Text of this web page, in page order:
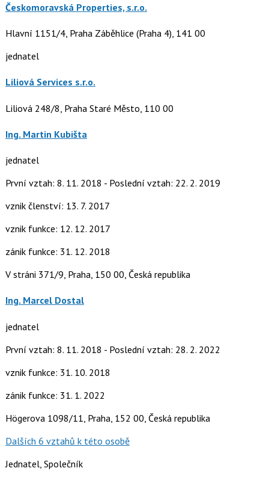
Českomoravská Properties, s.r.o.
Hlavní 1151/4, Praha Záběhlice (Praha 4), 141 00
jednatel
Liliová Services s.r.o.
Liliová 248/8, Praha Staré Město, 110 00
Ing. Martin Kubišta
jednatel
První vztah: 8. 11. 2018 - Poslední vztah: 22. 2. 2019
vznik členství: 13. 7. 2017
vznik funkce: 12. 12. 2017
zánik funkce: 31. 12. 2018
V stráni 371/9, Praha, 150 00, Česká republika
Ing. Marcel Dostal
jednatel
První vztah: 8. 11. 2018 - Poslední vztah: 28. 2. 2022
vznik funkce: 31. 10. 2018
zánik funkce: 31. 1. 2022
Högerova 1098/11, Praha, 152 00, Česká republika
Dalších 6 vztahů k této osobě
Jednatel, Společník